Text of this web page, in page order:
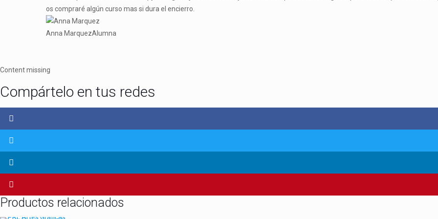
os compraré algún curso mas si dura el encierro.
Anna MarquezAlumna
Content missing
Compártelo en tus redes
Productos relacionados